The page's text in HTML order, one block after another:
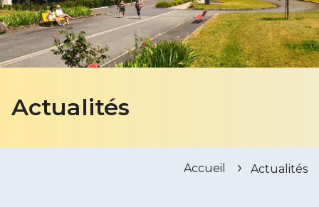
Actualités
Accueil Actualités